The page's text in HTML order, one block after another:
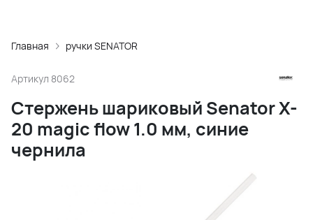
Главная ручки SENATOR
Артикул 8062
Стержень шариковый Senator X-
20 magic flow 1.0 мм, синие
чернила